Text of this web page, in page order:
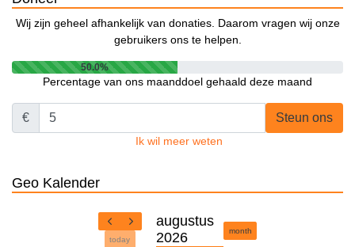
Wij zijn geheel afhankelijk van donaties. Daarom vragen wij onze
gebruikers ons te helpen.
50.0%
Percentage van ons maanddoel gehaald deze maand
€ Steun ons
Ik wil meer weten
Geo Kalender
today
augustus
2026
month